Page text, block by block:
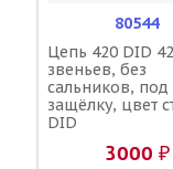
80544
Цепь 420 DID
звеньев, без
сальников, под
защёлку, цвет
DID
3000 ₽